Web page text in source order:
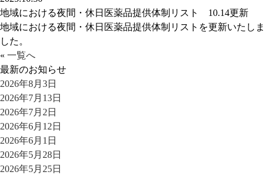
地域における夜間・休日医薬品提供体制リスト 10.14更新
地域における夜間・休日医薬品提供体制リストを更新いたしま
した。
« 一覧へ
最新のお知らせ
2026年8月3日
2026年7月13日
2026年7月2日
2026年6月12日
2026年6月1日
2026年5月28日
2026年5月25日